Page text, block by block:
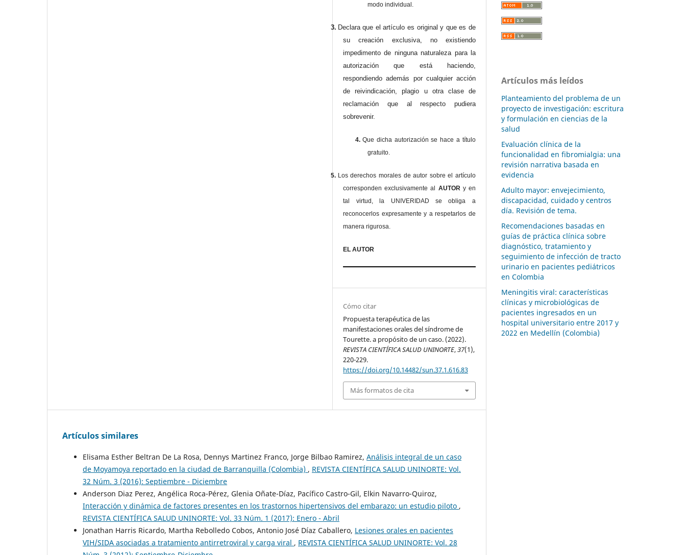
modo individual.
3. Declara que el artículo es original y que es de
su creación exclusiva, no existiendo
impedimento de ninguna naturaleza para la
autorización que está haciendo,
respondiendo además por cualquier acción
de reivindicación, plagio u otra clase de
reclamación que al respecto pudiera
sobrevenir.
4. Que dicha autorización se hace a título
gratuito.
5. Los derechos morales de autor sobre el artículo
corresponden exclusivamente al AUTOR y en
tal virtud, la UNIVERIDAD se obliga a
reconocerlos expresamente y a respetarlos de
manera rigurosa.
EL AUTOR
Cómo citar
Propuesta terapéutica de las
manifestaciones orales del síndrome de
Tourette. a propósito de un caso. (2022).
REVISTA CIENTÍFICA SALUD UNINORTE,37(1),
220-229.
https://doi.org/10.14482/sun.37.1.616.83
Más formatos de cita
Artículos similares
Elisama Esther Beltran De La Rosa, Dennys Martinez Franco, Jorge Bilbao Ramirez, Análisis integral de un caso
de Moyamoya reportado en la ciudad de Barranquilla (Colombia) , REVISTA CIENTÍFICA SALUD UNINORTE: Vol.
32 Núm. 3 (2016): Septiembre - Diciembre
Anderson Diaz Perez, Angélica Roca-Pérez, Glenia Oñate-Díaz, Pacífico Castro-Gil, Elkin Navarro-Quiroz,
Interacción y dinámica de factores presentes en los trastornos hipertensivos del embarazo: un estudio piloto ,
REVISTA CIENTÍFICA SALUD UNINORTE: Vol. 33 Núm. 1 (2017): Enero - Abril
Jonathan Harris Ricardo, Martha Rebolledo Cobos, Antonio José Díaz Caballero, Lesiones orales en pacientes
VIH/SIDA asociadas a tratamiento antirretroviral y carga viral , REVISTA CIENTÍFICA SALUD UNINORTE: Vol. 28
Artículos más leídos
Planteamiento del problema de un
proyecto de investigación: escritura
y formulación en ciencias de la
salud
Evaluación clínica de la
funcionalidad en fibromialgia: una
revisión narrativa basada en
evidencia
Adulto mayor: envejecimiento,
discapacidad, cuidado y centros
día. Revisión de tema.
Recomendaciones basadas en
guías de práctica clínica sobre
diagnóstico, tratamiento y
seguimiento de infección de tracto
urinario en pacientes pediátricos
en Colombia
Meningitis viral: características
clínicas y microbiológicas de
pacientes ingresados en un
hospital universitario entre 2017 y
2022 en Medellín (Colombia)